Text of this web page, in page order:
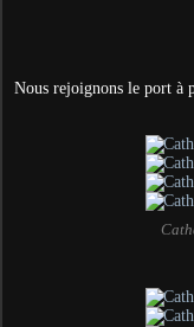
Nous rejoignons le port à